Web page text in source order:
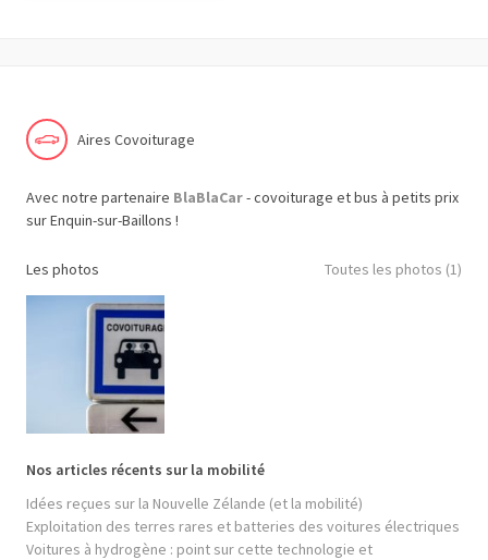
Aires Covoiturage
Avec notre partenaire BlaBlaCar- covoiturage et bus à petits prix
sur Enquin-sur-Baillons !
Les photos Toutes les photos (1)
Nos articles récents sur la mobilité
Idées reçues sur la Nouvelle Zélande (et la mobilité)
Exploitation des terres rares et batteries des voitures électriques
Voitures à hydrogène : point sur cette technologie et